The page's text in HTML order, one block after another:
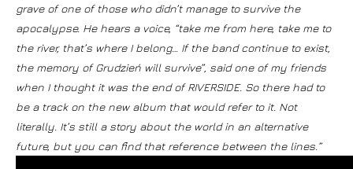
grave of one of those who didn’t manage to survive the
apocalypse. He hears a voice, “take me from here, take me to
the river, that’s where I belong… If the band continue to exist,
the memory of Grudzień will survive”, said one of my friends
when I thought it was the end of RIVERSIDE. So there had to
be a track on the new album that would refer to it. Not
literally. It’s still a story about the world in an alternative
future, but you can find that reference between the lines.”